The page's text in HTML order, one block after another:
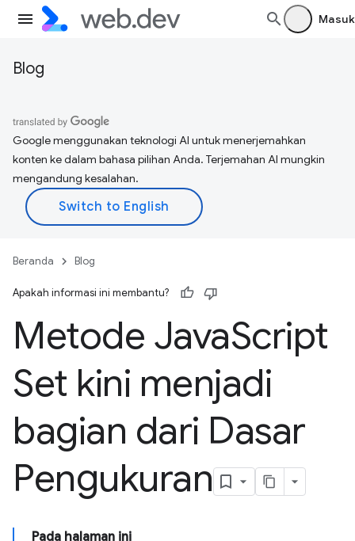
Masuk
Blog
Google menggunakan teknologi AI untuk menerjemahkan
konten ke dalam bahasa pilihan Anda. Terjemahan AI mungkin
mengandung kesalahan.
Beranda Blog
Apakah informasi ini membantu?
Metode JavaScript
Set kini menjadi
bagian dari Dasar
Pengukuran
Pada halaman ini